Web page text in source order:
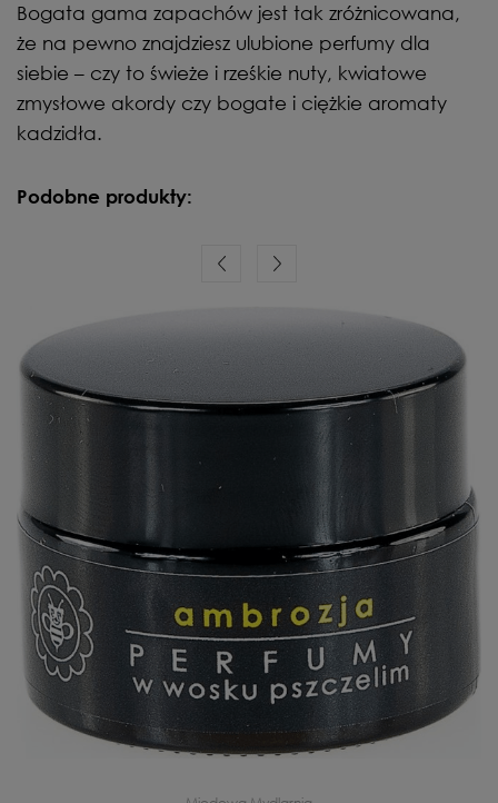
Bogata gama zapachów jest tak zróżnicowana,
że na pewno znajdziesz ulubione perfumy dla
siebie – czy to świeże i rześkie nuty, kwiatowe
zmysłowe akordy czy bogate i ciężkie aromaty
kadzidła.
Podobne produkty: